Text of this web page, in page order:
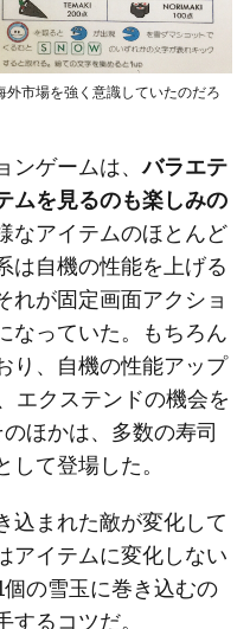
市場を強く意識していたのだろ
ンゲームは、バラエテ
ムを見るのも楽しみの
なアイテムのほとんど
は自機の性能を上げる
れが固定画面アクショ
なっていた。もちろん
り、自機の性能アップ
エクステンドの機会を
ほかは、多数の寿司
て登場した。
込まれた敵が変化して
アイテムに変化しない
の雪玉に巻き込むの
るコツだ。